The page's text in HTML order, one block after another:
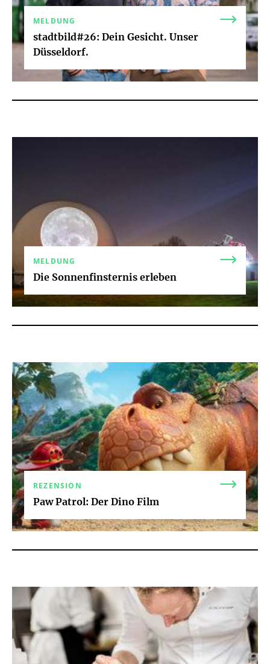
MELDUNG
stadtbild#26: Dein Gesicht. Unser
Düsseldorf.
MELDUNG
Die Sonnenfinsternis erleben
REZENSION
Paw Patrol: Der Dino Film